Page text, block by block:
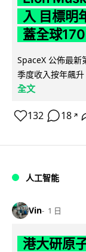
入 目標明
蓋全球
SpaceX 公佈最新
季度收入按年飆
全文
132 18 ↗
人工智能
Vin 1 日
港大研原